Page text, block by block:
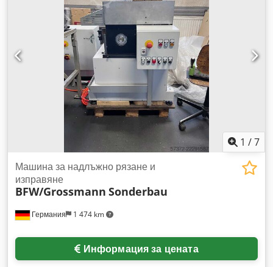
1 /7
Германия 1 474 km
Машина за надлъжно рязане и
изправяне
BFW/Grossmann Sonderbau
Информация за цената